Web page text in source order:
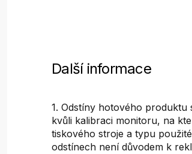
Další informace
1. Odstíny hotového
kvůli kalibraci monitoru, na
tiskového stroje a typu
odstínech není důvodem k